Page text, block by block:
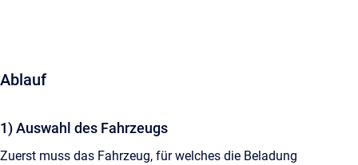
Ablauf
1) Auswahl des Fahrzeugs
Zuerst muss das Fahrzeug, für welches die Beladung